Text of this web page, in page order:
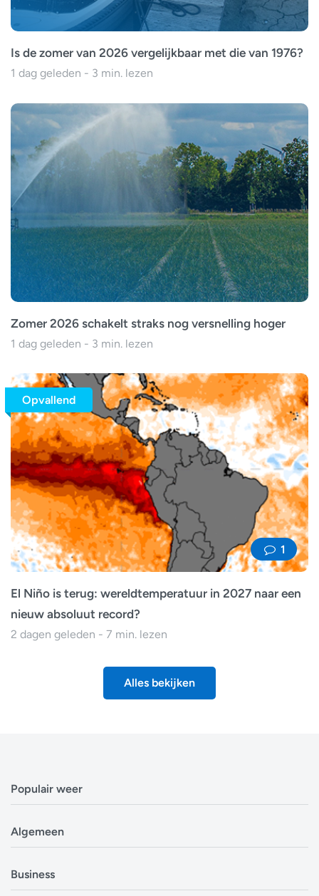
Is de zomer van 2026 vergelijkbaar met die van 1976?
1 dag geleden - 3 min. lezen
Zomer 2026 schakelt straks nog versnelling hoger
1 dag geleden - 3 min. lezen
1
Opvallend
El Niño is terug: wereldtemperatuur in 2027 naar een
nieuw absoluut record?
2 dagen geleden - 7 min. lezen
Alles bekijken
Populair weer
Weerbericht Brussel
Weerbericht Eindhoven
Algemeen
Privacyverklaring
Business